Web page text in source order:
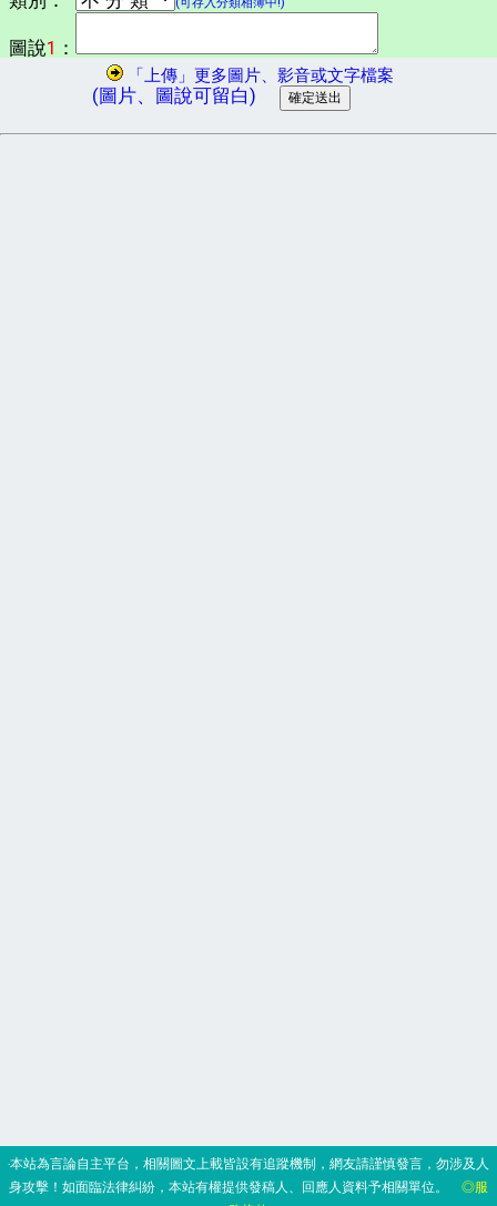
圖說1 ：
「上傳」更多圖片、影音或文字檔案
(圖片、圖說可留白)
‧本站為言論自主平台，相關圖文上載皆設有追蹤機制，網友請謹慎發言，勿涉及人
身攻擊！如面臨法律糾紛，本站有權提供發稿人、回應人資料予相關單位。 ◎服